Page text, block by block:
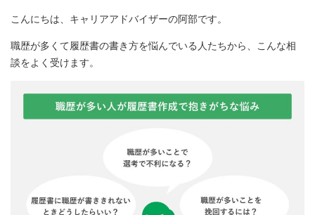
こんにちは、キャリアアドバイザーの阿部です。
職歴が多くて履歴書の書き方を悩んでいる人たちから、こんな相
談をよく受けます。